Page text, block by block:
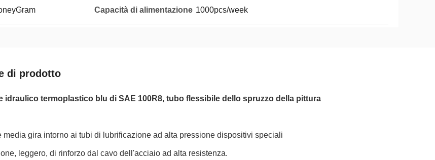
Capacità di alimentazione 1000pcs/week
di prodotto
idraulico termoplastico blu di SAE 100R8, tubo flessibile dello spruzzo della pittura
media gira intorno ai tubi di lubrificazione ad alta pressione dispositivi speciali
leggero, di rinforzo dal cavo dell'acciaio ad alta resistenza.